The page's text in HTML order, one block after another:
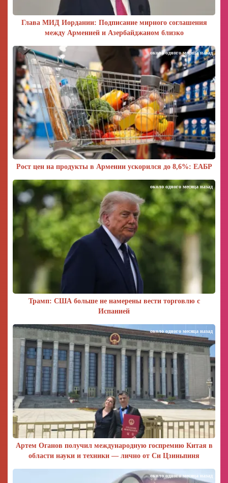
Глава МИД Иордании: Подписание мирного соглашения
между Арменией и Азербайджаном близко
Рост цен на продукты в Армении ускорился до 8,6%: ЕАБР
около одного месяца назад
Трамп: США больше не намерены вести торговлю с
Испанией
около одного месяца назад
Артем Оганов получил международную госпремию Китая в
области науки и техники — лично от Си Цзиньпиня
около одного месяца назад
около одного месяца назад